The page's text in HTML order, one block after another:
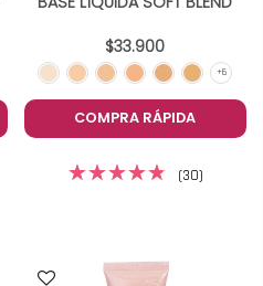
$33.900
COMPRA RÁPIDA
(30)